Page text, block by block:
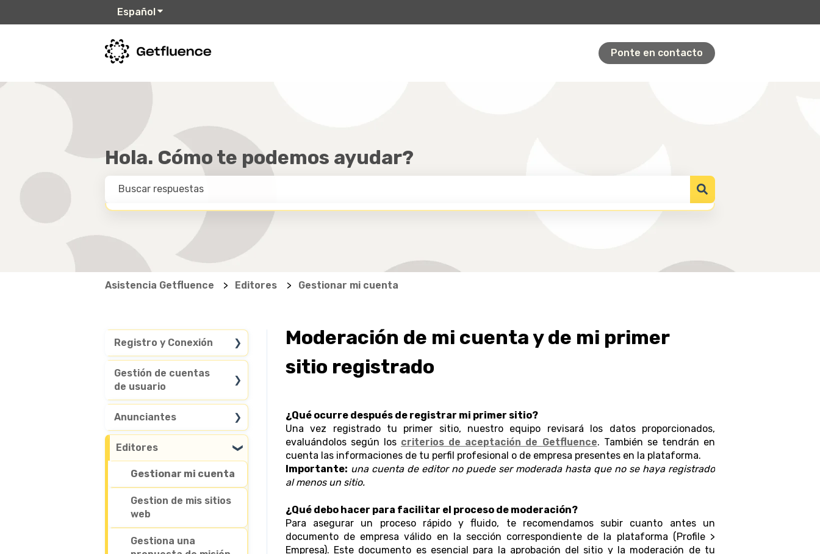
EspañolTraducciones de Mostrar submenú de
Ponte en contacto
Hola. Cómo te podemos ayudar?
NO HAY SUGERENCIAS PORQUE EL CAMPO DE BÚSQUEDA ESTÁ VACÍO.
Asistencia Getfluence Editores Gestionar mi cuenta
Moderación de mi cuenta y de mi primer
sitio registrado
¿Qué ocurre después de registrar mi primer sitio?
Una vez registrado tu primer sitio, nuestro equipo revisará los datos proporcionados,
evaluándolos según los criterios de aceptación de Getfluence. También se tendrán en
cuenta las informaciones de tu perfil profesional o de empresa presentes en la plataforma.
Importante: una cuenta de editor no puede ser moderada hasta que no se haya registrado
al menos un sitio.
¿Qué debo hacer para facilitar el proceso de moderación?
Para asegurar un proceso rápido y fluido, te recomendamos subir cuanto antes un
documento de empresa válido en la sección correspondiente de la plataforma (Profile >
Empresa). Este documento es esencial para la aprobación del sitio y la moderación de tu
Registro y Conexión
Preguntas generales
Gestión de cuentas
de usuario
Personalizar mi
Eliminar mi cuenta
Anunciantes
Busque en nuestra
medios
Publicar contenidos o
artículos
Haz un pedido
Editores
Gestionar mi cuenta
Gestion de mis sitios
web
Gestiona una